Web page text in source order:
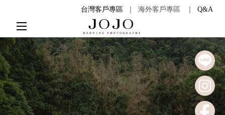
台灣客戶專區 海外客戶專區 Q&A